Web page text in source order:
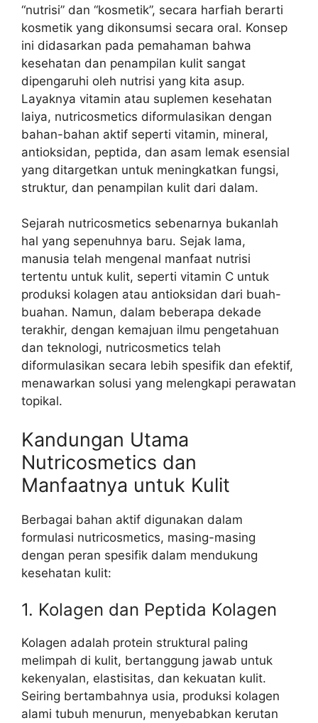
“nutrisi” dan “kosmetik”, secara harfiah berarti
kosmetik yang dikonsumsi secara oral. Konsep
ini didasarkan pada pemahaman bahwa
kesehatan dan penampilan kulit sangat
dipengaruhi oleh nutrisi yang kita asup.
Layaknya vitamin atau suplemen kesehatan
laiya, nutricosmetics diformulasikan dengan
bahan-bahan aktif seperti vitamin, mineral,
antioksidan, peptida, dan asam lemak esensial
yang ditargetkan untuk meningkatkan fungsi,
struktur, dan penampilan kulit dari dalam.
Sejarah nutricosmetics sebenarnya bukanlah
hal yang sepenuhnya baru. Sejak lama,
manusia telah mengenal manfaat nutrisi
tertentu untuk kulit, seperti vitamin C untuk
produksi kolagen atau antioksidan dari buah-
buahan. Namun, dalam beberapa dekade
terakhir, dengan kemajuan ilmu pengetahuan
dan teknologi, nutricosmetics telah
diformulasikan secara lebih spesifik dan efektif,
menawarkan solusi yang melengkapi perawatan
topikal.
Kandungan Utama
Nutricosmetics dan
Manfaatnya untuk Kulit
Berbagai bahan aktif digunakan dalam
formulasi nutricosmetics, masing-masing
dengan peran spesifik dalam mendukung
kesehatan kulit:
1. Kolagen dan Peptida Kolagen
Kolagen adalah protein struktural paling
melimpah di kulit, bertanggung jawab untuk
kekenyalan, elastisitas, dan kekuatan kulit.
Seiring bertambahnya usia, produksi kolagen
alami tubuh menurun, menyebabkan kerutan